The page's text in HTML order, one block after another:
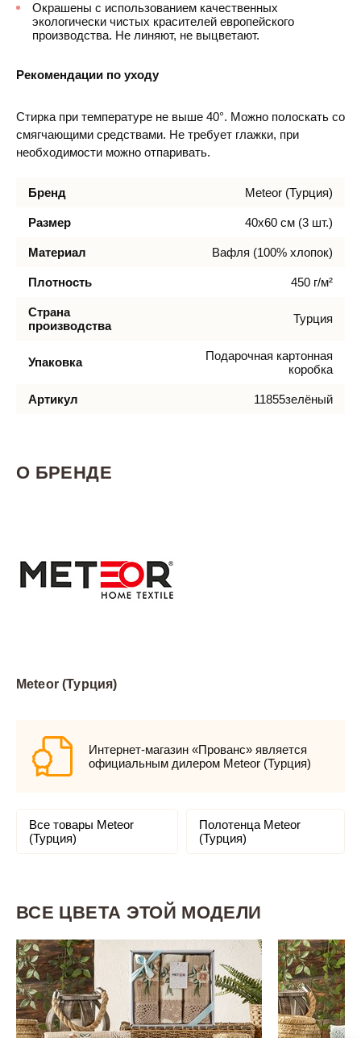
Окрашены с использованием качественных
экологически чистых красителей европейского
производства. Не линяют, не выцветают.
Рекомендации по уходу
Стирка при температуре не выше 40°. Можно полоскать со
смягчающими средствами. Не требует глажки, при
необходимости можно отпаривать.
Бренд Meteor (Турция)
Размер 40х60 см (3 шт.)
Материал Вафля (100% хлопок)
Плотность 450 г/м²
Страна
производства
Турция
Упаковка
Подарочная картонная
коробка
Артикул 11855зелёный
О БРЕНДЕ
Meteor (Турция)
Интернет-магазин «Прованс» является
официальным дилером Meteor (Турция)
Все товары Meteor
(Турция)
Полотенца Meteor
(Турция)
ВСЕ ЦВЕТА ЭТОЙ МОДЕЛИ